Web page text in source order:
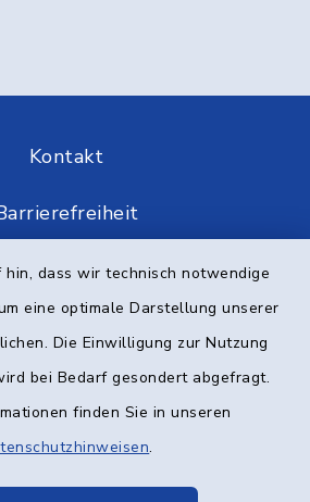
dass wir technisch notwendige
eine optimale Darstellung unserer
Die Einwilligung zur Nutzung
bei Bedarf gesondert abgefragt.
finden Sie in unseren
.
Kontakt
Datenschutz
Kommunikation
Sitemap
Einstellungen